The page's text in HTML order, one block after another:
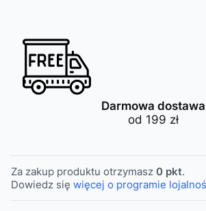
Darmowa dostawa
od 199 zł
Za zakup produktu otrzymasz 0 pkt.
Dowiedz się więcej o programie